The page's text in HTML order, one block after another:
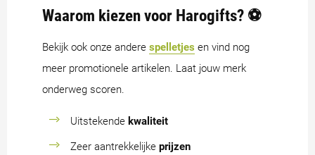
Waarom kiezen voor Harogifts? ⚽
Bekijk ook onze andere spelletjes en vind nog
meer promotionele artikelen. Laat jouw merk
onderweg scoren.
Uitstekende kwaliteit
Zeer aantrekkelijke prijzen